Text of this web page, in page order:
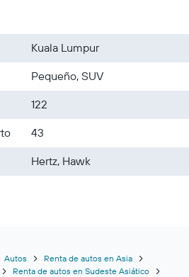
Kuala Lumpur
Pequeño, SUV
122
43
Hertz, Hawk
Autos
Renta de autos en Asia
Renta de autos en Sudeste Asiático